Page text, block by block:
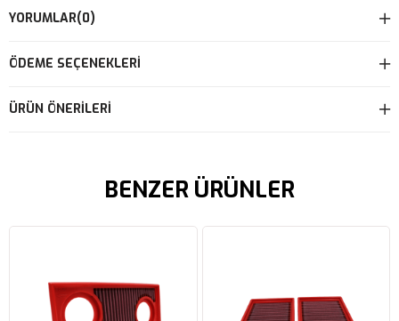
YORUMLAR(0)
ÖDEME SEÇENEKLERI
ÜRÜN ÖNERILERI
BENZER ÜRÜNLER